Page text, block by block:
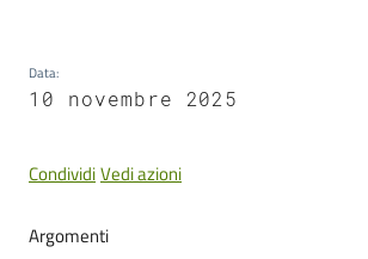
Tutti
argomenti...
Data:
10 novembre 2025
CondividiVedi azioni
Argomenti